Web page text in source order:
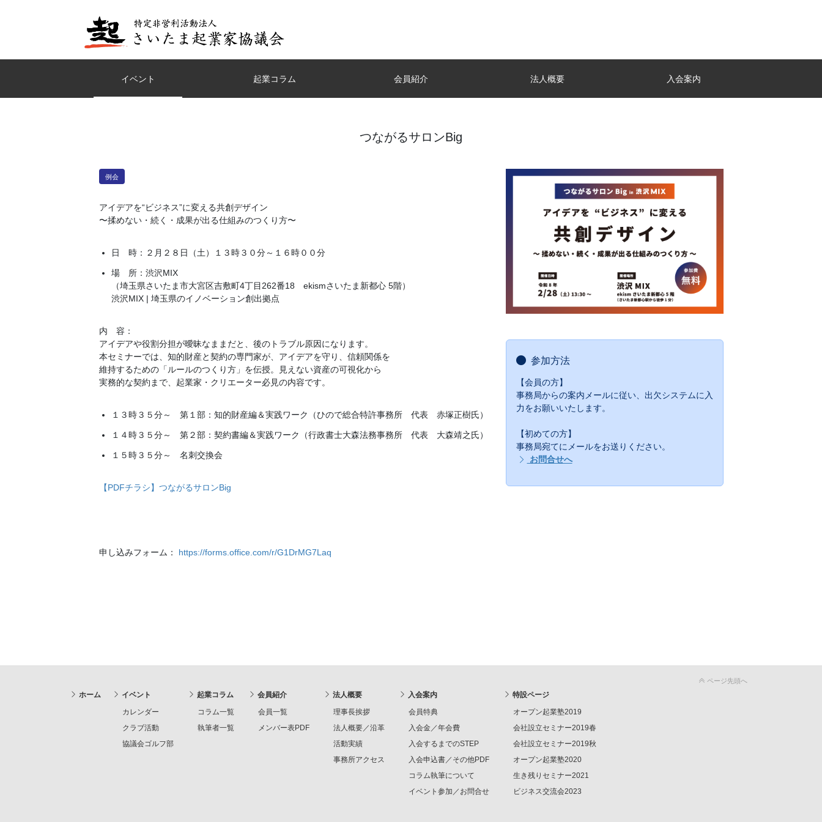
イベント 起業コラム 会員紹介 法人概要 入会案内
つながるサロンBig
例会
アイデアを“ビジネス”に変える共創デザイン
〜揉めない・続く・成果が出る仕組みのつくり方〜
日 時：２月２８日（土）１３時３０分～１６時００分
場 所：渋沢MIX
（埼玉県さいたま市大宮区吉敷町4丁目262番18 ekismさいたま新都心 5階）
渋沢MIX | 埼玉県のイノベーション創出拠点
内 容：
アイデアや役割分担が曖昧なままだと、後のトラブル原因になります。
本セミナーでは、知的財産と契約の専門家が、アイデアを守り、信頼関係を
維持するための「ルールのつくり方」を伝授。見えない資産の可視化から
実務的な契約まで、起業家・クリエーター必見の内容です。
１３時３５分～ 第１部：知的財産編＆実践ワーク（ひので総合特許事務所 代表 赤塚正樹氏）
１４時３５分～ 第２部：契約書編＆実践ワーク（行政書士大森法務事務所 代表 大森靖之氏）
１５時３５分～ 名刺交換会
【PDFチラシ】つながるサロンBig
申し込みフォーム： https://forms.office.com/r/G1DrMG7Laq
参加方法
【会員の方】
事務局からの案内メールに従い、出欠システムに入
力をお願いいたします。
【初めての方】
事務局宛てにメールをお送りください。
お問合せへ
ページ先頭へ
ホーム
イベント
カレンダー
クラブ活動
協議会ゴルフ部
起業コラム
コラム一覧
執筆者一覧
会員紹介
会員一覧
メンバー表PDF
法人概要
理事長挨拶
法人概要／沿革
活動実績
事務所アクセス
入会案内
会員特典
入会金／年会費
入会するまでのSTEP
入会申込書／その他PDF
コラム執筆について
イベント参加／お問合せ
特設ページ
オープン起業塾2019
会社設立セミナー2019春
会社設立セミナー2019秋
オープン起業塾2020
生き残りセミナー2021
ビジネス交流会2023